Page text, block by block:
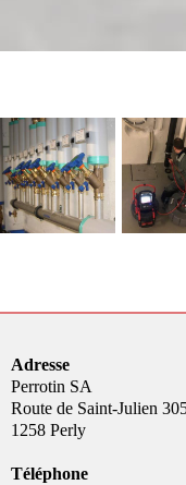
Adresse
Perrotin SA
Route de Saint-Julien
1258 Perly
Téléphone